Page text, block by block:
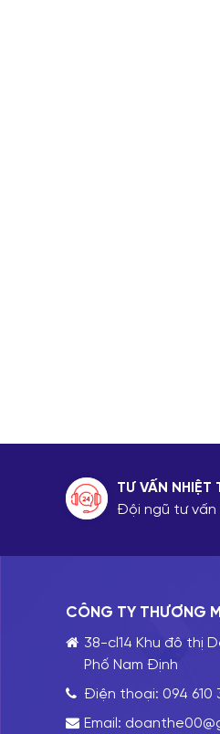
TƯ VẤN NHIỆT
Đội ngũ tư vấn
CÔNG TY THƯƠNG
38-cl14 Khu đô thị
Phố Nam Định
Điện thoại: 094 610
Email: